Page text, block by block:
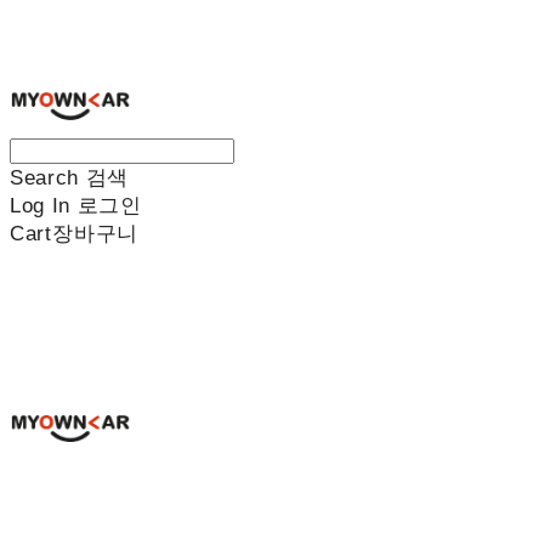
Search 검색
Log In 로그인
Cart장바구니